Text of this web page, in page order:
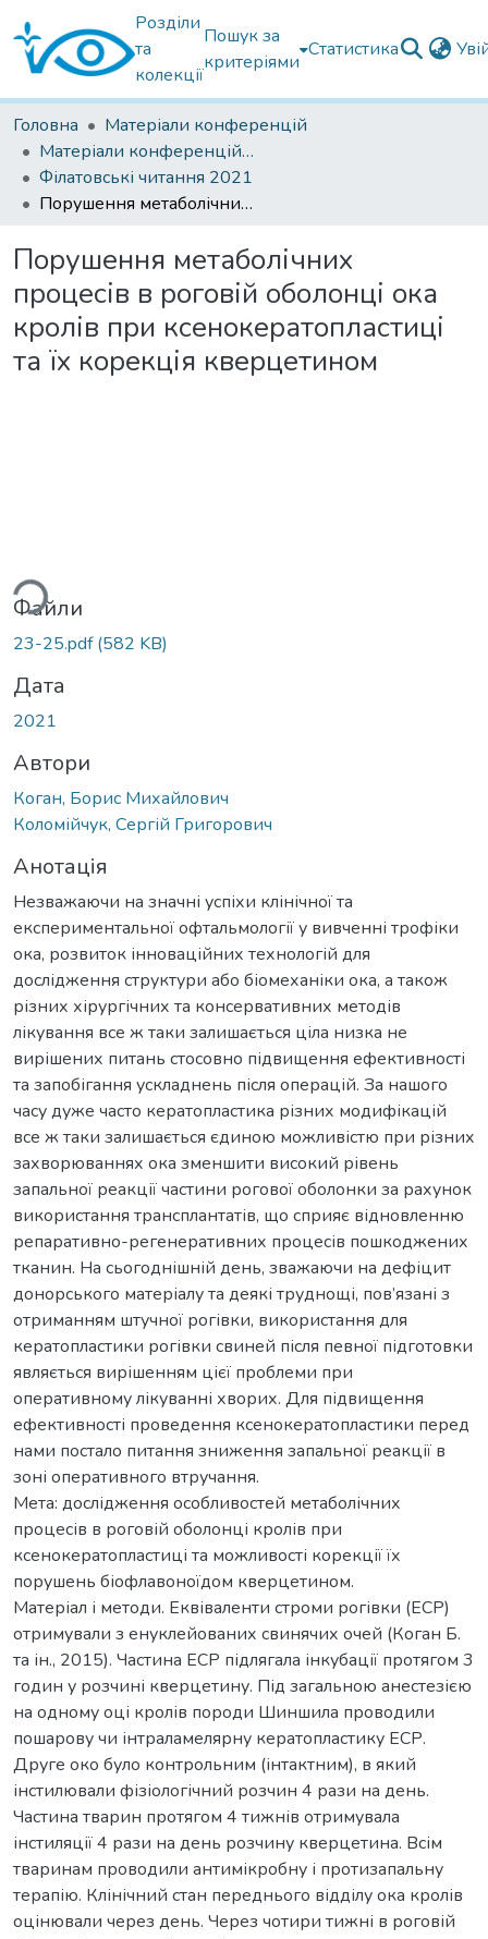
Розділи
та
колекції
Пошук за
критеріями
Статистика
Головна
Матеріали конференцій
Матеріали конференцій Інституту Філатова
Філатовські читання 2021
Порушення метаболічних процесів в роговій оболонці ока кролів при ксенокератопластиці та їх корекція кверцетином
Порушення метаболічних
процесів в роговій оболонці ока
кролів при ксенокератопластиці
та їх корекція кверцетином
Вантажиться...
Файли
23-25.pdf(582 KB)
Дата
2021
Автори
Коган, Борис Михайлович
Коломійчук, Сергій Григорович
Анотація
Незважаючи на значні успіхи клінічної та
експериментальної офтальмології у вивченні трофіки
ока, розвиток інноваційних технологій для
дослідження структури або біомеханіки ока, а також
різних хірургічних та консервативних методів
лікування все ж таки залишається ціла низка не
вирішених питань стосовно підвищення ефективності
та запобігання ускладнень після операцій. За нашого
часу дуже часто кератопластика різних модифікацій
все ж таки залишається єдиною можливістю при різних
захворюваннях ока зменшити високий рівень
запальної реакції частини рогової оболонки за рахунок
використання трансплантатів, що сприяє відновленню
репаративно-регенеративних процесів пошкоджених
тканин. На сьогоднішній день, зважаючи на дефіцит
донорського матеріалу та деякі труднощі, пов’язані з
отриманням штучної рогівки, використання для
кератопластики рогівки свиней після певної підготовки
являється вирішенням цієї проблеми при
оперативному лікуванні хворих. Для підвищення
ефективності проведення ксенокератопластики перед
нами постало питання зниження запальної реакції в
зоні оперативного втручання.
Мета: дослідження особливостей метаболічних
процесів в роговій оболонці кролів при
ксенокератопластиці та можливості корекції їх
порушень біофлавоноїдом кверцетином.
Матеріал і методи. Еквіваленти строми рогівки (ЕСР)
отримували з енуклейованих свинячих очей (Коган Б.
та ін., 2015). Частина ЕСР підлягала інкубації протягом 3
годин у розчині кверцетину. Під загальною анестезією
на одному оці кролів породи Шиншила проводили
пошарову чи інтраламелярну кератопластику ЕСР.
Друге око було контрольним (інтактним), в який
інстилювали фізіологічний розчин 4 рази на день.
Частина тварин протягом 4 тижнів отримувала
інстиляції 4 рази на день розчину кверцетина. Всім
тваринам проводили антимікробну і протизапальну
терапію. Клінічний стан переднього відділу ока кролів
оцінювали через день. Через чотири тижні в роговій